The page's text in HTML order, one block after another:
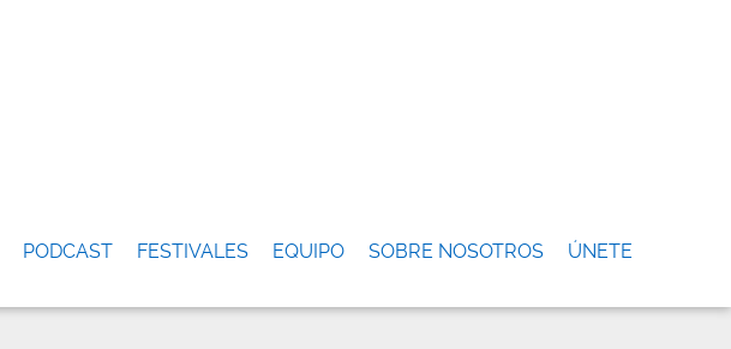
PODCAST FESTIVALES EQUIPO SOBRE NOSOTROS ÚNETE